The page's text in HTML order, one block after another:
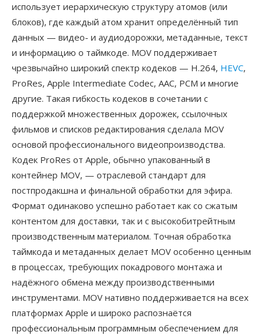
использует иерархическую структуру атомов (или
блоков), где каждый атом хранит определённый тип
данных — видео- и аудиодорожки, метаданные, текст
и информацию о таймкоде. MOV поддерживает
чрезвычайно широкий спектр кодеков — H.264, HEVC,
ProRes, Apple Intermediate Codec, AAC, PCM и многие
другие. Такая гибкость кодеков в сочетании с
поддержкой множественных дорожек, ссылочных
фильмов и списков редактирования сделала MOV
основой профессионального видеопроизводства.
Кодек ProRes от Apple, обычно упакованный в
контейнер MOV, — отраслевой стандарт для
постпродакшна и финальной обработки для эфира.
Формат одинаково успешно работает как со сжатым
контентом для доставки, так и с высокобитрейтным
производственным материалом. Точная обработка
таймкода и метаданных делает MOV особенно ценным
в процессах, требующих покадрового монтажа и
надёжного обмена между производственными
инструментами. MOV нативно поддерживается на всех
платформах Apple и широко распознаётся
профессиональным программным обеспечением для